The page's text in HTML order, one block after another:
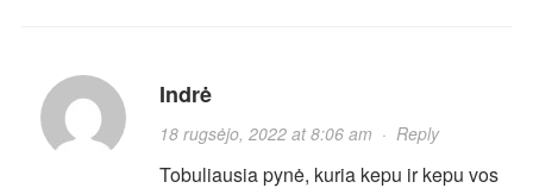
Indrė
18 rugsėjo, 2022 at 8:06 am · Reply
Tobuliausia pynė, kuria kepu ir kepu vos